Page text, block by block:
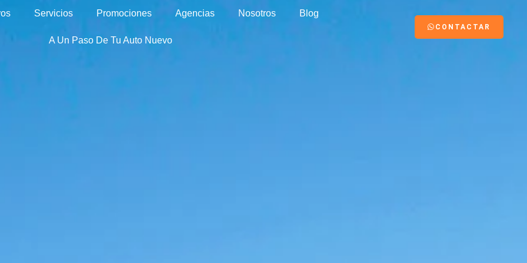
Servicios Promociones Agencias Nosotros Blog
A Un Paso De Tu Auto Nuevo
CONTACTAR